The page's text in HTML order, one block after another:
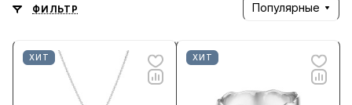
ФИЛЬТР Популярные
ХИТ ХИТ